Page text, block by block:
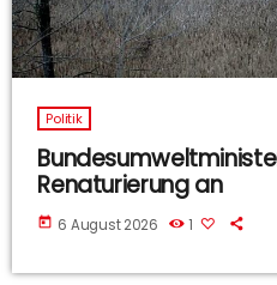
Politik
Renaturierung an
today 6 August 2026 1